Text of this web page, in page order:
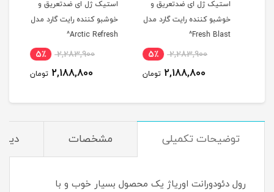
استیک ژل ای ضدتعریق و
خوشبو کننده رایت گارد مدل
Fresh Blast^
2,283,900 5٪
2,188,800 تومان
استیک ژل ای ضدتعریق و
خوشبو کننده رایت گارد مدل
Arctic Refresh^
2,283,900 5٪
2,188,800 تومان
توضیحات تکمیلی مشخصات
رول دئودورانت اوریاژ یک محصول بسیار خوب و با